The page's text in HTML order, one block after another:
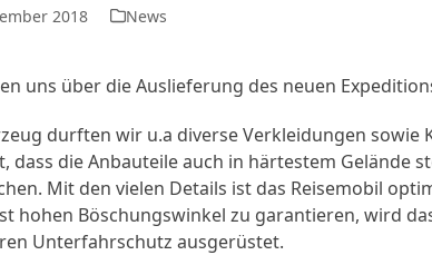
2018 News
uns über die Auslieferung des neuen
durften wir u.a diverse Verkleidungen
dass die Anbauteile auch in härtestem Gelände
Mit den vielen Details ist das Reisemobil
hohen Böschungswinkel zu garantieren, wird
Unterfahrschutz ausgerüstet.